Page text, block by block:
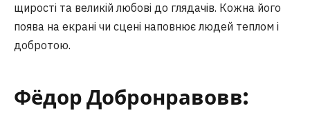
щирості та великій любові до глядачів. Кожна його
поява на екрані чи сцені наповнює людей теплом і
добротою.
Фёдор Добронравовв: